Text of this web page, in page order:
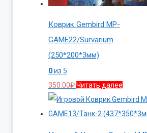
Коврик Gembird MP-
GAME22/Survarium
(250*200*3мм)
0из 5
350.00₽Читать далее